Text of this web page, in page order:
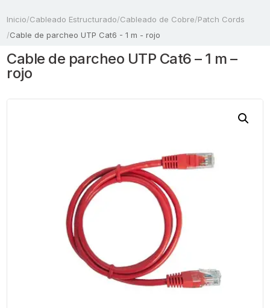
Inicio/Cableado Estructurado/Cableado de Cobre/Patch Cords
/Cable de parcheo UTP Cat6 - 1 m - rojo
Cable de parcheo UTP Cat6 – 1 m –
rojo